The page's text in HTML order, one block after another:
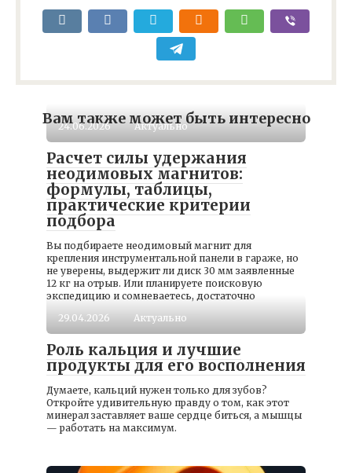
Вам также может быть интересно
24.06.2026 Актуально
Расчет силы удержания
неодимовых магнитов:
формулы, таблицы,
практические критерии
подбора
Вы подбираете неодимовый магнит для
крепления инструментальной панели в гараже, но
не уверены, выдержит ли диск 30 мм заявленные
12 кг на отрыв. Или планируете поисковую
экспедицию и сомневаетесь, достаточно
29.04.2026
Актуально
Роль кальция и лучшие
продукты для его восполнения
Думаете, кальций нужен только для зубов?
Откройте удивительную правду о том, как этот
минерал заставляет ваше сердце биться, а мышцы
— работать на максимум.